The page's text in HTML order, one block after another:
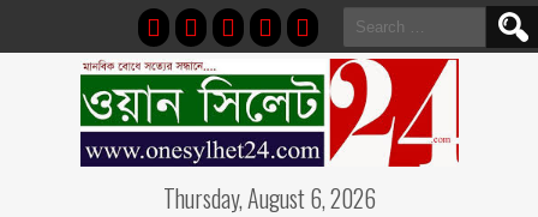
Search
for:
Thursday, August 6, 2026